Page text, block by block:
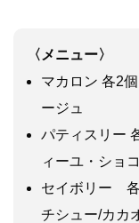
〈メニュー〉
マカロン 各2
ージュ
パティスリー
ィーユ・ショ
セイボリー
チシュー/カカ